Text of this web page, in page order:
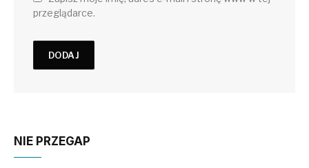
przeglądarce.
NIE PRZEGAP